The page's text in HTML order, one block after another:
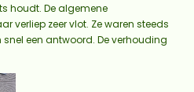
houdt. De algemene
verliep zeer vlot. Ze waren steeds
een antwoord. De verhouding